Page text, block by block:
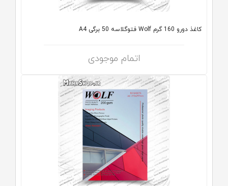
کاغذ دورو 160 گرم Wolf فتوگلاسه 50 برگی A4
اتمام موجودی